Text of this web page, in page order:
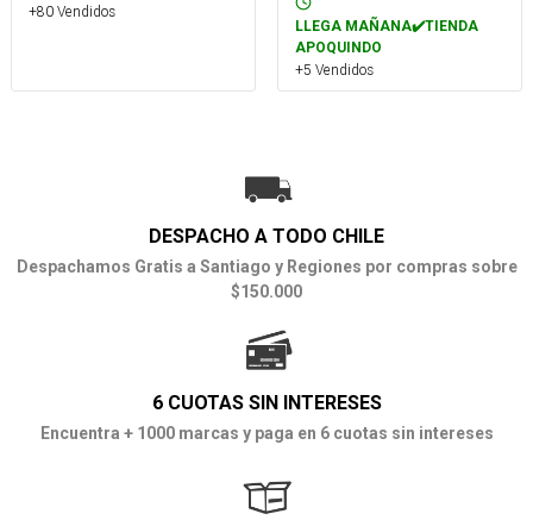
+80 Vendidos
LLEGA MAÑANA✔️TIENDA
APOQUINDO
+5 Vendidos
DESPACHO A TODO CHILE
Despachamos Gratis a Santiago y Regiones por compras sobre
$150.000
6 CUOTAS SIN INTERESES
Encuentra + 1000 marcas y paga en 6 cuotas sin intereses